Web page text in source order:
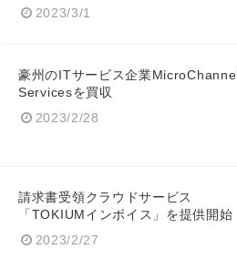
2023/3/1
豪州のITサービス企業MicroChannel
Servicesを買収
2023/2/28
請求書受領クラウドサービス
「TOKIUMインボイス」を提供開始
2023/2/27